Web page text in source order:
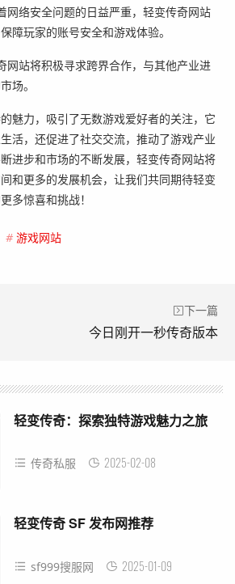
网络安全问题的日益严重，轻变传奇网站
障玩家的账号安全和游戏体验。
网站将积极寻求跨界合作，与其他产业进
场。
魅力，吸引了无数游戏爱好者的关注，它
活，还促进了社交交流，推动了游戏产业
进步和市场的不断发展，轻变传奇网站将
和更多的发展机会，让我们共同期待轻变
多惊喜和挑战！
# 游戏网站
下一篇
今日刚开一秒传奇版本
轻变传奇：探索独特游戏魅力之旅
传奇私服 2025-02-08
轻变传奇 SF 发布网推荐
sf999搜服网 2025-01-09